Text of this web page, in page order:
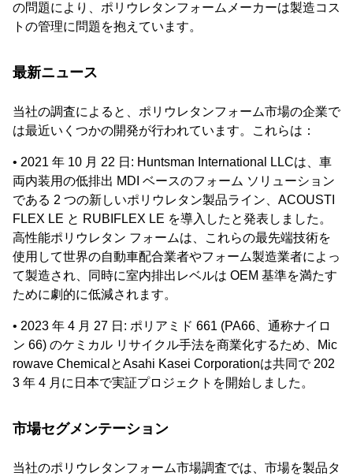
の問題により、ポリウレタンフォームメーカーは製造コス
トの管理に問題を抱えています。
最新ニュース
当社の調査によると、ポリウレタンフォーム市場の企業で
は最近いくつかの開発が行われています。これらは：
• 2021 年 10 月 22 日: Huntsman International LLCは、車
両内装用の低排出 MDI ベースのフォーム ソリューション
である 2 つの新しいポリウレタン製品ライン、ACOUSTI
FLEX LE と RUBIFLEX LE を導入したと発表しました。
高性能ポリウレタン フォームは、これらの最先端技術を
使用して世界の自動車配合業者やフォーム製造業者によっ
て製造され、同時に室内排出レベルは OEM 基準を満たす
ために劇的に低減されます。
• 2023 年 4 月 27 日: ポリアミド 661 (PA66、通称ナイロ
ン 66) のケミカル リサイクル手法を商業化するため、Mic
rowave ChemicalとAsahi Kasei Corporationは共同で 202
3 年 4 月に日本で実証プロジェクトを開始しました。
市場セグメンテーション
当社のポリウレタンフォーム市場調査では、市場を製品タ